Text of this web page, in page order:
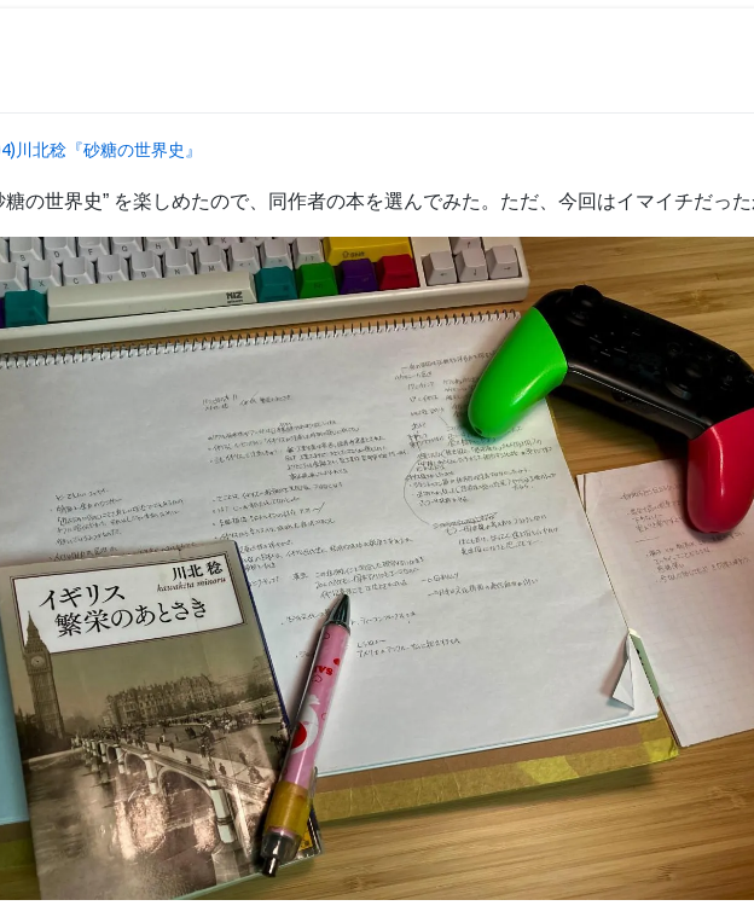
川北稔『砂糖の世界史』
糖の世界史” を楽しめたので、同作者の本を選んでみた。ただ、今回はイマイチだっ